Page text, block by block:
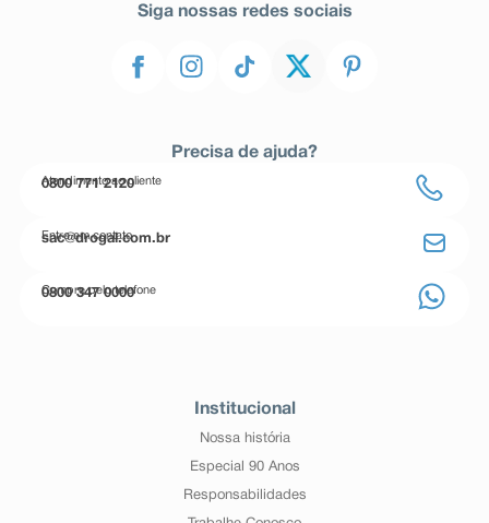
Siga nossas redes sociais
Precisa de ajuda?
Atendimento ao cliente
0800 771 2120
Entre em contato
sac@drogal.com.br
Compre pelo telefone
0800 347 0000
Institucional
Nossa história
Especial 90 Anos
Responsabilidades